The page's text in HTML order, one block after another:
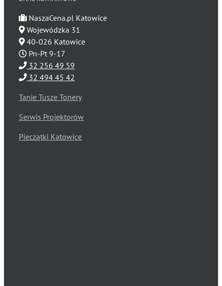
NaszaCena.pl Katowice
Wojewódzka 31
40-026 Katowice
Pn-Pt 9-17
32 256 49 59
32 494 45 42
Tanie Tusze Tonery
Serwis Projektorów
Pieczątki Katowice